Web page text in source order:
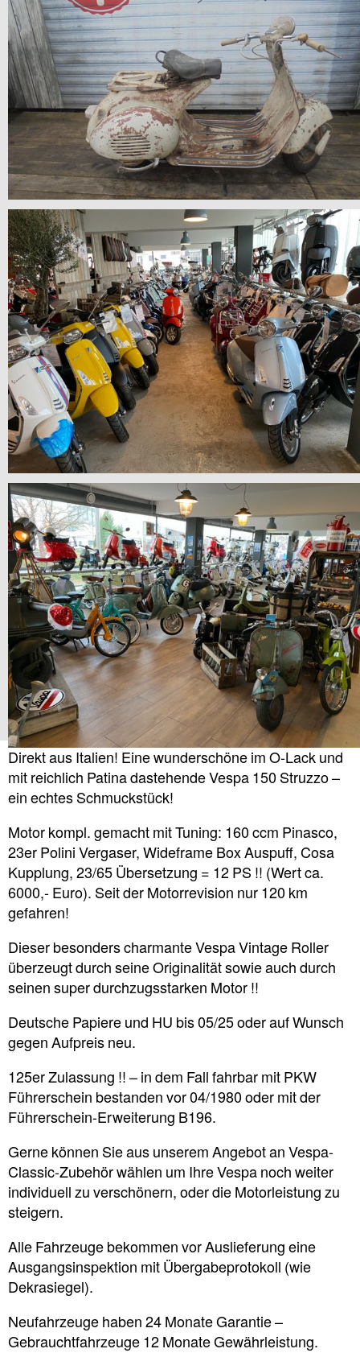
Direkt aus Italien! Eine wunderschöne im O-Lack und
mit reichlich Patina dastehende Vespa 150 Struzzo –
ein echtes Schmuckstück!
Motor kompl. gemacht mit Tuning: 160 ccm Pinasco,
23er Polini Vergaser, Wideframe Box Auspuff, Cosa
Kupplung, 23/65 Übersetzung = 12 PS !! (Wert ca.
6000,- Euro). Seit der Motorrevision nur 120 km
gefahren!
Dieser besonders charmante Vespa Vintage Roller
überzeugt durch seine Originalität sowie auch durch
seinen super durchzugsstarken Motor !!
Deutsche Papiere und HU bis 05/25 oder auf Wunsch
gegen Aufpreis neu.
125er Zulassung !! – in dem Fall fahrbar mit PKW
Führerschein bestanden vor 04/1980 oder mit der
Führerschein-Erweiterung B196.
Gerne können Sie aus unserem Angebot an Vespa-
Classic-Zubehör wählen um Ihre Vespa noch weiter
individuell zu verschönern, oder die Motorleistung zu
steigern.
Alle Fahrzeuge bekommen vor Auslieferung eine
Ausgangsinspektion mit Übergabeprotokoll (wie
Dekrasiegel).
Neufahrzeuge haben 24 Monate Garantie –
Gebrauchtfahrzeuge 12 Monate Gewährleistung.